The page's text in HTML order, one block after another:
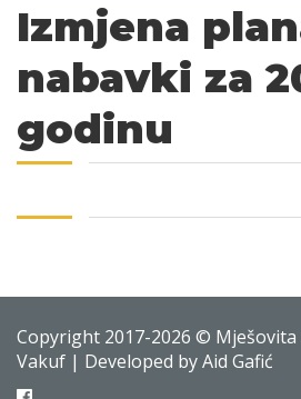
Izmjena
nabavki za
godinu
Copyright 2017-2026 ©
Vakuf | Developed by Aid Gafić